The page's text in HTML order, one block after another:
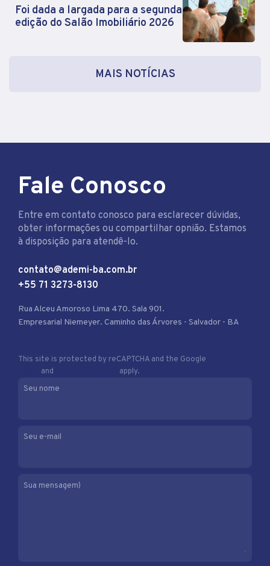
Foi dada a largada para a segunda
edição do Salão Imobiliário 2026
MAIS NOTÍCIAS
Fale Conosco
Entre em contato conosco para esclarecer dúvidas,
obter informações ou compartilhar opnião. Estamos
à disposição para atendê-lo.
contato@ademi-ba.com.br
+55 71 3273-8130
Rua Alceu Amoroso Lima 470. Sala 901.
Empresarial Niemeyer. Caminho das Árvores - Salvador - BA
This site is protected by reCAPTCHA and the Google
and
apply.
Seu nome
Seu e-mail
Sua mensagem)